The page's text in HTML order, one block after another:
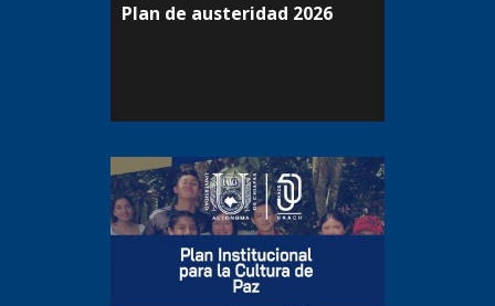
Plan de austeridad 2026